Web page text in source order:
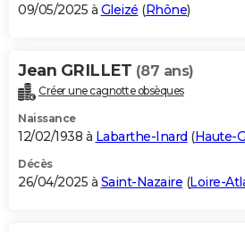
09/05/2025 à Gleizé (Rhône)
Jean GRILLET (87 ans)
Créer une cagnotte obsèques
Naissance
12/02/1938 à Labarthe-Inard (Haute-
Décès
26/04/2025 à Saint-Nazaire (Loire-